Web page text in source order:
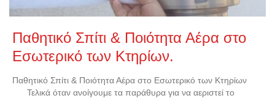
Παθητικό Σπίτι & Ποιότητα Αέρα στο
Εσωτερικό των Κτηρίων.
Παθητικό Σπίτι & Ποιότητα Αέρα στο Εσωτερικό των Κτηρίων
Τελικά όταν ανοίγουμε τα παράθυρα για να αεριστεί το